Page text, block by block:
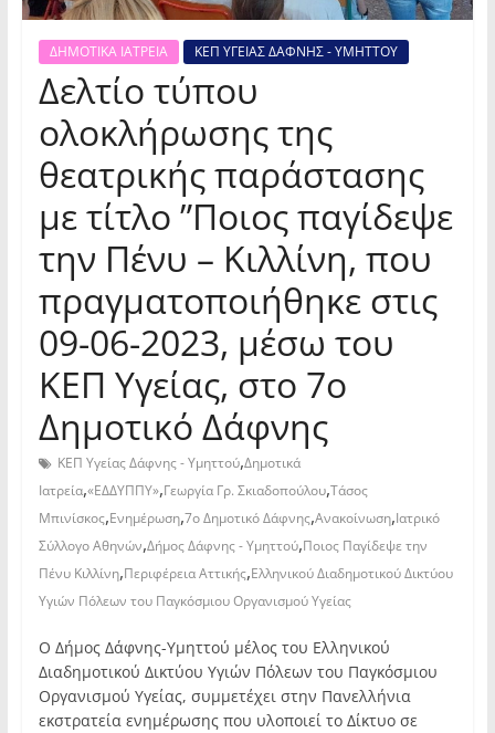
ΔΗΜΟΤΙΚΑ ΙΑΤΡΕΙΑ ΚΕΠ ΥΓΕΙΑΣ ΔΑΦΝΗΣ - ΥΜΗΤΤΟΥ
Δελτίο τύπου
ολοκλήρωσης της
θεατρικής παράστασης
με τίτλο ”Ποιος παγίδεψε
την Πένυ – Κιλλίνη, που
πραγματοποιήθηκε στις
09-06-2023, μέσω του
ΚΕΠ Υγείας, στο 7ο
Δημοτικό Δάφνης
ΚΕΠ Υγείας Δάφνης - Υμηττού,Δημοτικά
Ιατρεία,«ΕΔΔΥΠΠΥ»,Γεωργία Γρ. Σκιαδοπούλου,Τάσος
Μπινίσκος,Ενημέρωση,7ο Δημοτικό Δάφνης,Ανακοίνωση,Ιατρικό
Σύλλογο Αθηνών,Δήμος Δάφνης - Υμηττού,Ποιος Παγίδεψε την
Πένυ Κιλλίνη,Περιφέρεια Αττικής,Ελληνικού Διαδημοτικού Δικτύου
Υγιών Πόλεων του Παγκόσμιου Οργανισμού Υγείας
Ο Δήμος Δάφνης-Υμηττού μέλος του Ελληνικού
Διαδημοτικού Δικτύου Υγιών Πόλεων του Παγκόσμιου
Οργανισμού Υγείας, συμμετέχει στην Πανελλήνια
εκστρατεία ενημέρωσης που υλοποιεί το Δίκτυο σε